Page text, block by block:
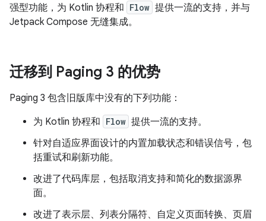
强型功能，为 Kotlin 协程和 Flow 提供一流的支持，并与
Jetpack Compose 无缝集成。
迁移到 Paging 3 的优势
Paging 3 包含旧版库中没有的下列功能：
为 Kotlin 协程和 Flow 提供一流的支持。
针对自适应界面设计的内置加载状态和错误信号，包
括重试和刷新功能。
改进了代码库层，包括取消支持和简化的数据源界
面。
改进了表示层、列表分隔符、自定义页面转换、页眉